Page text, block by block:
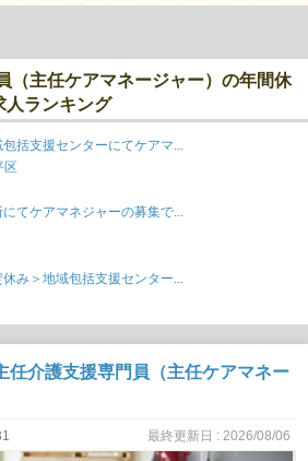
（主任ケアマネージャー）の年間休
人ランキング
括支援センターにてケアマ...
区
てケアマネジャーの募集で...
み＞地域包括支援センター...
任介護支援専門員（主任ケアマネー
最終更新日 : 2026/08/06